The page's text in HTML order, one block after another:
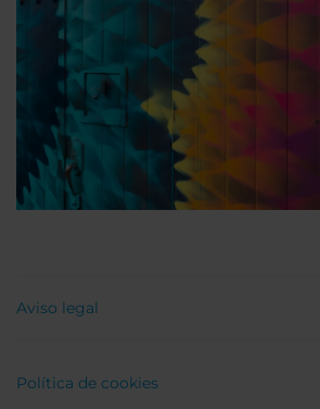
city for your Colombian vacation!
Aviso legal
Política de cookies